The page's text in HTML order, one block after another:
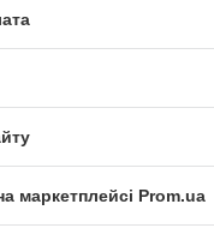
маркетплейсі Prom.ua